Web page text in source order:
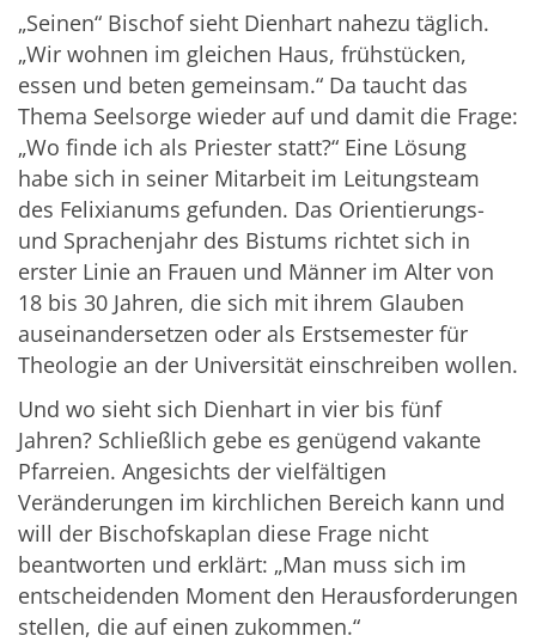
„Seinen“ Bischof sieht Dienhart nahezu täglich.
„Wir wohnen im gleichen Haus, frühstücken,
essen und beten gemeinsam.“ Da taucht das
Thema Seelsorge wieder auf und damit die Frage:
„Wo finde ich als Priester statt?“ Eine Lösung
habe sich in seiner Mitarbeit im Leitungsteam
des Felixianums gefunden. Das Orientierungs-
und Sprachenjahr des Bistums richtet sich in
erster Linie an Frauen und Männer im Alter von
18 bis 30 Jahren, die sich mit ihrem Glauben
auseinandersetzen oder als Erstsemester für
Theologie an der Universität einschreiben wollen.
Und wo sieht sich Dienhart in vier bis fünf
Jahren? Schließlich gebe es genügend vakante
Pfarreien. Angesichts der vielfältigen
Veränderungen im kirchlichen Bereich kann und
will der Bischofskaplan diese Frage nicht
beantworten und erklärt: „Man muss sich im
entscheidenden Moment den Herausforderungen
stellen, die auf einen zukommen.“